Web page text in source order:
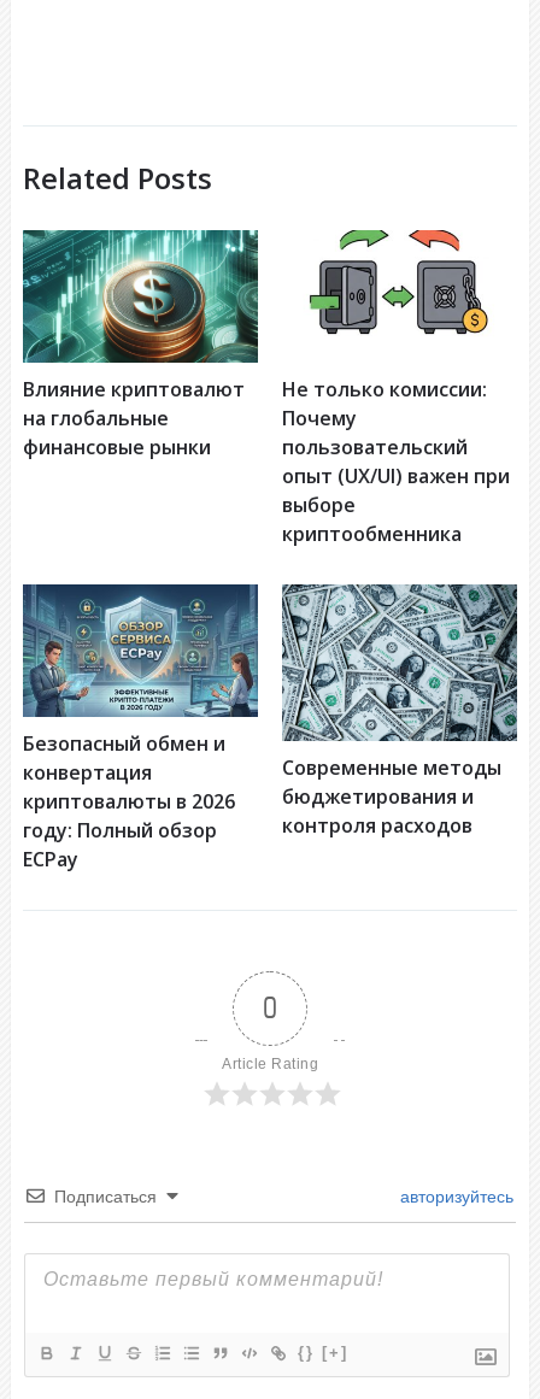
Related Posts
Влияние криптовалют
на глобальные
финансовые рынки
Не только комиссии:
Почему
пользовательский
опыт (UX/UI) важен при
выборе
криптообменника
Безопасный обмен и
конвертация
криптовалюты в 2026
году: Полный обзор
ECPay
Современные методы
бюджетирования и
контроля расходов
0
Article Rating
Подписаться авторизуйтесь
{} [+]